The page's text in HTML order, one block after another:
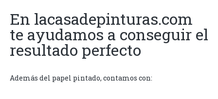
En lacasadepinturas.com
te ayudamos a conseguir el
resultado perfecto
Además del papel pintado, contamos con: